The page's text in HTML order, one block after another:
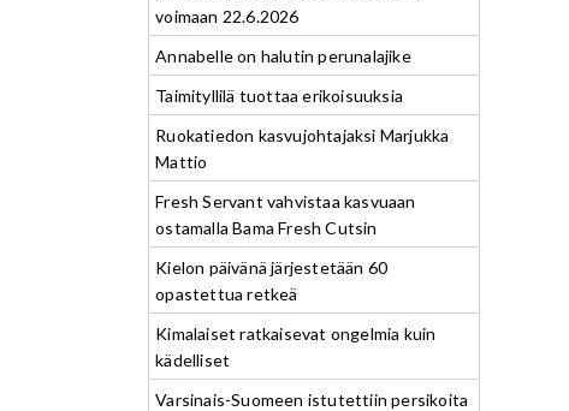
voimaan 22.6.2026
Annabelle on halutin perunalajike
Taimityllilä tuottaa erikoisuuksia
Ruokatiedon kasvujohtajaksi Marjukka
Mattio
Fresh Servant vahvistaa kasvuaan
ostamalla Bama Fresh Cutsin
Kielon päivänä järjestetään 60
opastettua retkeä
Kimalaiset ratkaisevat ongelmia kuin
kädelliset
Varsinais-Suomeen istutettiin persikoita